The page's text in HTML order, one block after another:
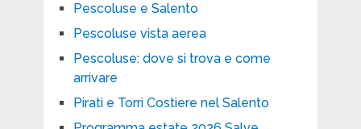
Pescoluse e Salento
Pescoluse vista aerea
Pescoluse: dove si trova e come
arrivare
Pirati e Torri Costiere nel Salento